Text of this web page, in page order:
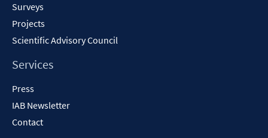
Surveys
Projects
Scientific Advisory Council
Services
Press
IAB Newsletter
Contact